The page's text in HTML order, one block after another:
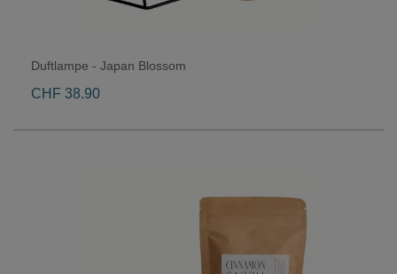
Duftlampe - Japan Blossom
CHF 38.90